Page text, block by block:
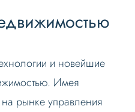
и новейшие
Имея
рынке управления